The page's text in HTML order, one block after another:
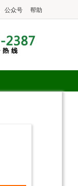
公众号 帮助